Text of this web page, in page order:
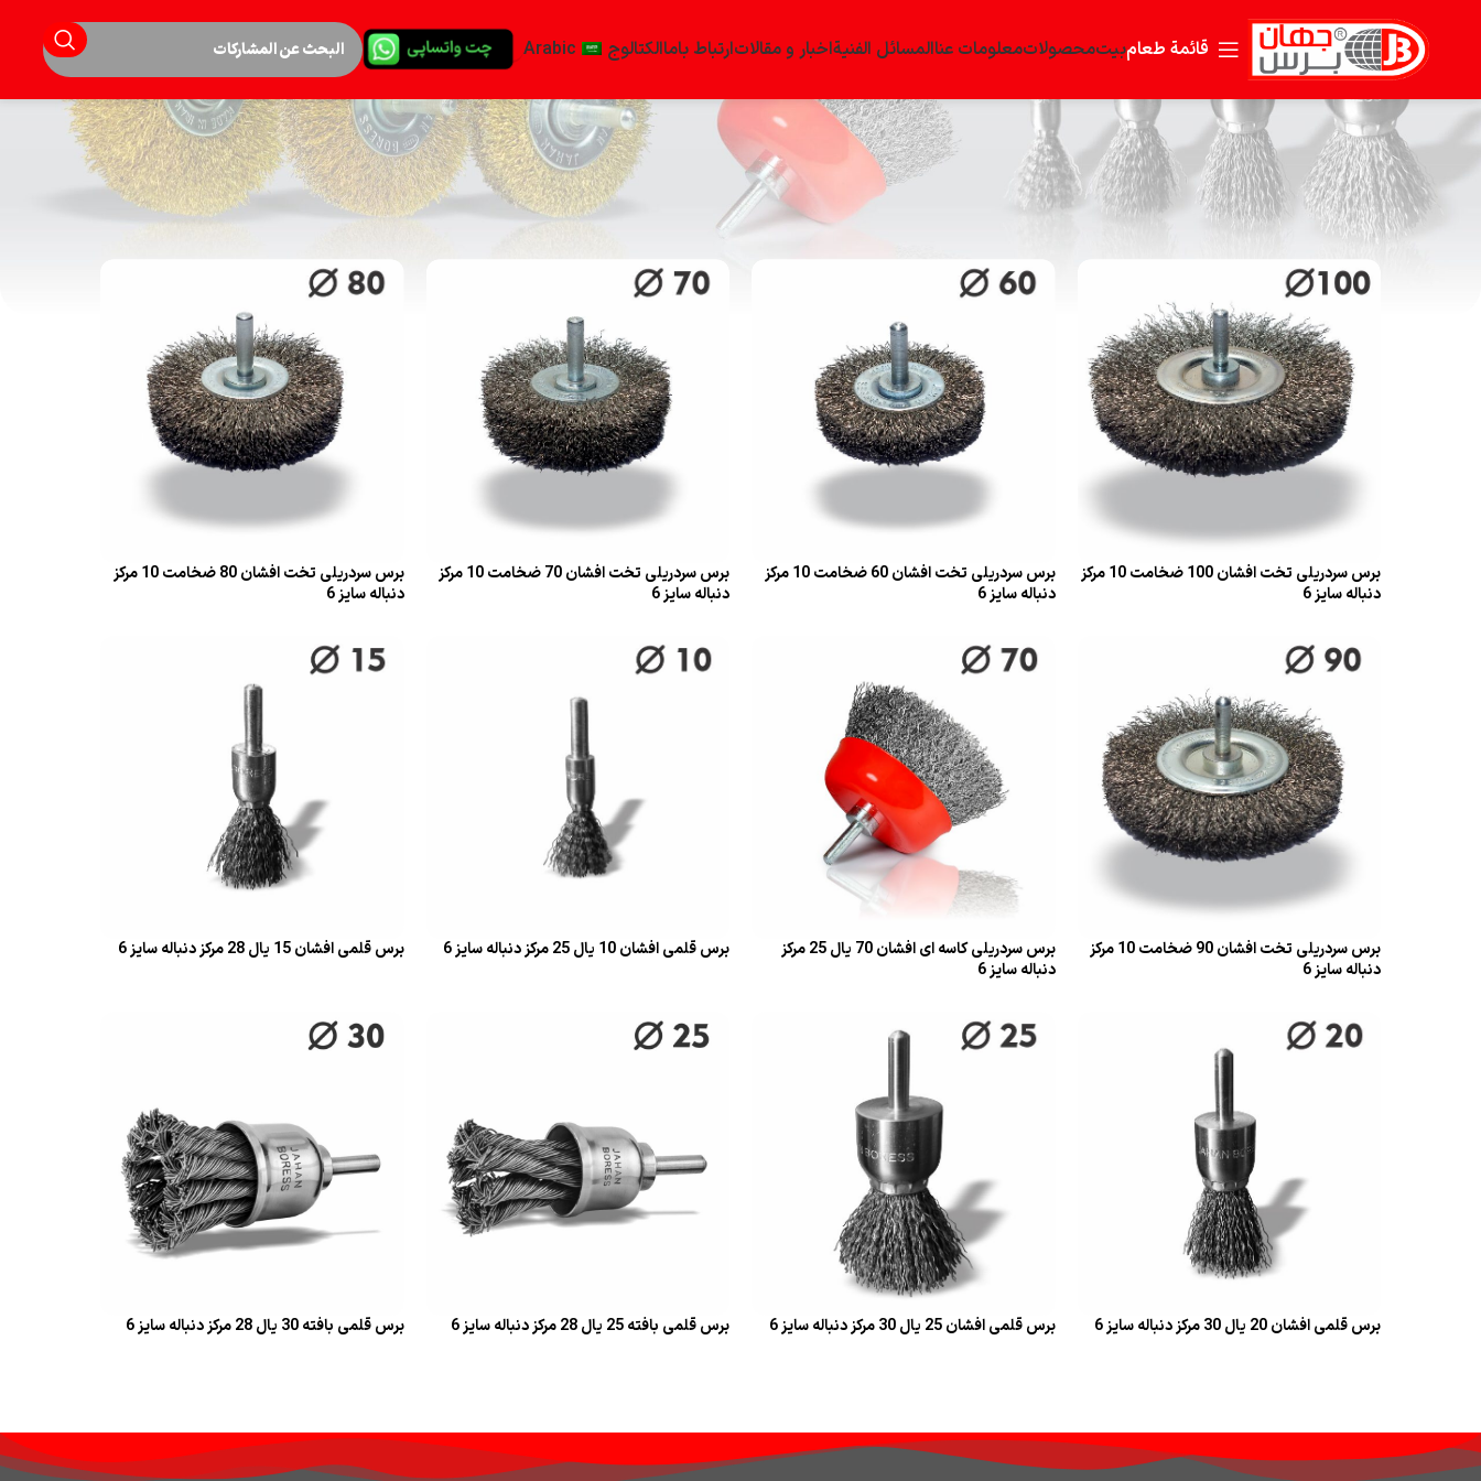
قائمة طعامبيتمحصولاتمعلومات عناالمسائل الفنيةاخبار و مقالاتارتباط باماالكتالوج Arabic
برس های دنباله دار
< بازگشت
برس سردریلی تخت افشان 100 ضخامت 10 مرکز
دنباله سایز 6
قراءة المزيد
برس سردریلی تخت افشان 60 ضخامت 10 مرکز
دنباله سایز 6
قراءة المزيد
برس سردریلی تخت افشان 70 ضخامت 10 مرکز
دنباله سایز 6
قراءة المزيد
برس سردریلی تخت افشان 80 ضخامت 10 مرکز
دنباله سایز 6
قراءة المزيد
برس سردریلی تخت افشان 90 ضخامت 10 مرکز
دنباله سایز 6
قراءة المزيد
برس سردریلی کاسه ای افشان 70 یال 25 مرکز
دنباله سایز 6
قراءة المزيد
برس قلمی افشان 10 یال 25 مرکز دنباله سایز 6 برس قلمی افشان 15 یال 28 مرکز دنباله سایز 6
برس قلمی افشان 20 یال 30 مرکز دنباله سایز 6 برس قلمی افشان 25 یال 30 مرکز دنباله سایز 6 برس قلمی بافته 25 یال 28 مرکز دنباله سایز 6 برس قلمی بافته 30 یال 28 مرکز دنباله سایز 6